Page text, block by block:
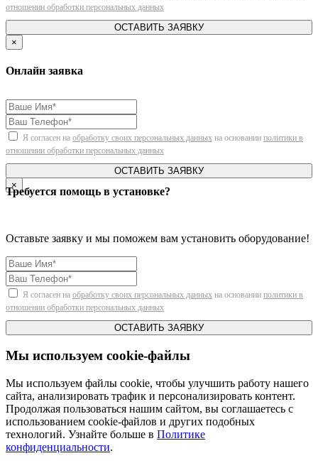
отношении обработки персональных данных
ОСТАВИТЬ ЗАЯВКУ
×
Онлайн заявка
Я согласен на обработку своих персональных данных на основании политики в
отношении обработки персональных данных
ОСТАВИТЬ ЗАЯВКУ
×
Требуется помощь в установке?
Оставьте заявку и мы поможем вам установить оборудование!
Я согласен на обработку своих персональных данных на основании политики в
отношении обработки персональных данных
ОСТАВИТЬ ЗАЯВКУ
Мы используем cookie-файлы
Мы используем файлы cookie, чтобы улучшить работу нашего
сайта, анализировать трафик и персонализировать контент.
Продолжая пользоваться нашим сайтом, вы соглашаетесь с
использованием cookie-файлов и других подобных
технологий. Узнайте больше в Политике
конфиденциальности.